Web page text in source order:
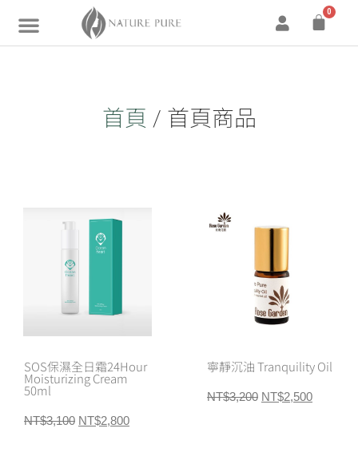
0
首頁 / 首頁商品
SOS保濕全日霜24Hour
Moisturizing Cream
50ml
NT$3,100 NT$2,800
寧靜沉油 Tranquility Oil
NT$3,200 NT$2,500